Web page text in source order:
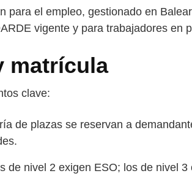
para el empleo, gestionado en
vigente y para trabajadores en
matrícula
clave:
de plazas se reservan a
de nivel 2 exigen ESO; los de nivel